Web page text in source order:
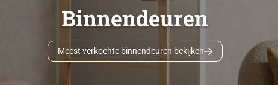
Binnendeuren
Meest verkochte binnendeuren bekijken